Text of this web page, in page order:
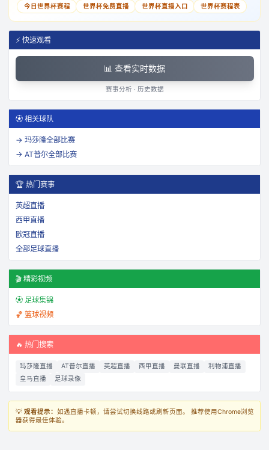
今日世界杯赛程 世界杯免费直播 世界杯直播入口 世界杯赛程表
⚡ 快速观看
📊 查看实时数据
赛事分析 · 历史数据
⚽ 相关球队
→ 玛莎隆全部比赛
→ AT普尔全部比赛
🏆 热门赛事
英超直播
西甲直播
欧冠直播
全部足球直播
🎬 精彩视频
⚽ 足球集锦
🏀 篮球视频
🔥 热门搜索
玛莎隆直播 AT普尔直播 英超直播 西甲直播 曼联直播
利物浦直播
皇马直播
足球录像
💡 观看提示： 如遇直播卡顿，请尝试切换线路或刷新页面。 推荐使用Chrome浏览
器获得最佳体验。